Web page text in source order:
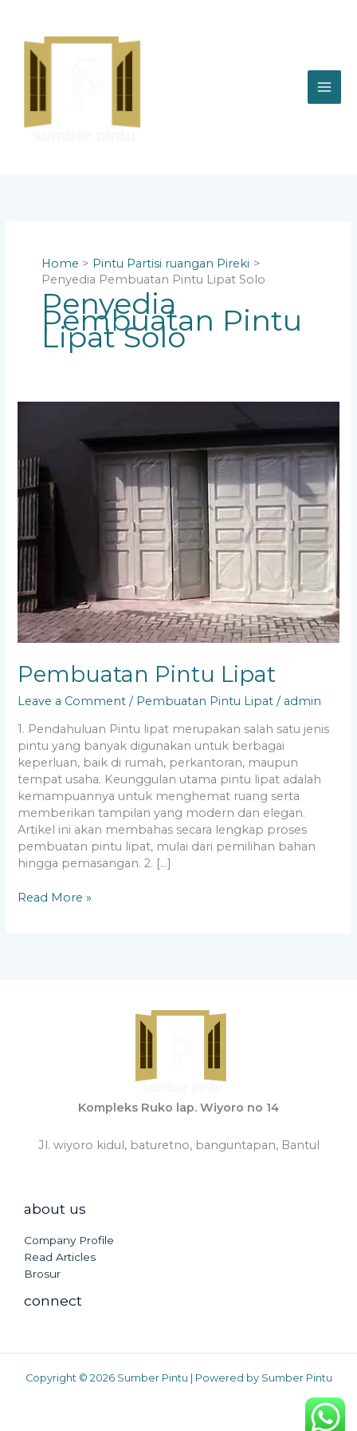
content
Home
Pintu Partisi ruangan Pireki
Penyedia Pembuatan Pintu Lipat Solo
Penyedia
Pembuatan Pintu
Lipat Solo
Pembuatan Pintu Lipat
Leave a Comment / Pembuatan Pintu Lipat / admin
1. Pendahuluan Pintu lipat merupakan salah satu jenis
pintu yang banyak digunakan untuk berbagai
keperluan, baik di rumah, perkantoran, maupun
tempat usaha. Keunggulan utama pintu lipat adalah
kemampuannya untuk menghemat ruang serta
memberikan tampilan yang modern dan elegan.
Artikel ini akan membahas secara lengkap proses
pembuatan pintu lipat, mulai dari pemilihan bahan
hingga pemasangan. 2. […]
Read More »
Kompleks Ruko lap. Wiyoro no 14
Jl. wiyoro kidul, baturetno, banguntapan, Bantul
about us
Company Profile
Read Articles
Brosur
connect
Copyright © 2026 Sumber Pintu | Powered by Sumber Pintu